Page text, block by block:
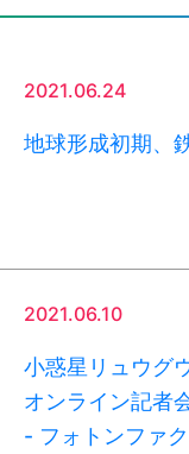
2021.06.24
地球形成初期、
2021.06.10
小惑星リュウグ
オンライン記者
- フォトンファ